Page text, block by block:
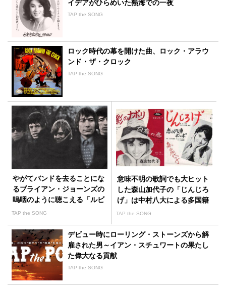
イデアがひらめいた熱海での一夜
TAP the SONG
ロック時代の幕を開けた曲、ロック・アラウ
ンド・ザ・クロック
TAP the SONG
やがてバンドを去ることにな
るブライアン・ジョーンズの
嗚咽のように聴こえる「ルビ
ー・チューズデイ」
TAP the SONG
意味不明の歌詞でも大ヒット
した森山加代子の「じんじろ
げ」は中村八大による多国籍
ポップスの傑作
TAP the SONG
デビュー時にローリング・ストーンズから解
雇された男～イアン・スチュワートの果たし
た偉大なる貢献
TAP the SONG